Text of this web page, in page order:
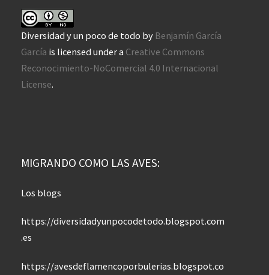
Diversidad y un poco de todo by Benjamín García
García is licensed under a Creative Commons
Reconocimiento-NoComercial 4.0 Internacional
License.
MIGRANDO COMO LAS AVES:
Los blogs
https://diversidadyunpocodetodo.blogspot.com
.es
https://avesdeflamencoporbulerias.blogspot.co